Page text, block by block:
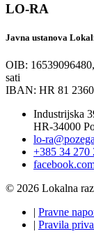
LO-RA
Javna ustanova
OIB:
sati
IBAN: HR 81
Industrijska
HR-34000
lo-
+385 34 270
© 2026 Lokalna
| Pravne
| Pravila